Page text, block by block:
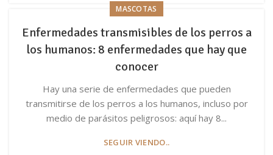
MASCOTAS
Enfermedades transmisibles de los perros a
los humanos: 8 enfermedades que hay que
conocer
Hay una serie de enfermedades que pueden
transmitirse de los perros a los humanos, incluso por
medio de parásitos peligrosos: aquí hay 8...
SEGUIR VIENDO..